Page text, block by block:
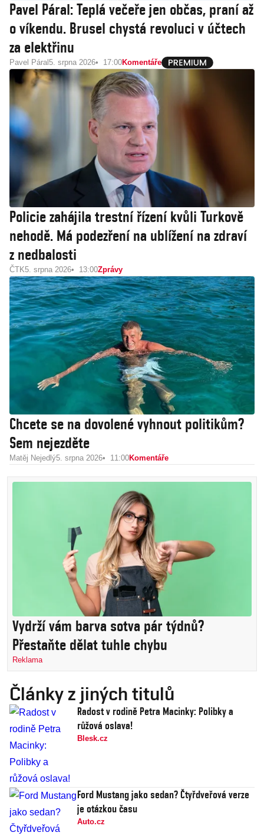
Pavel Páral: Teplá večeře jen občas, praní až
o víkendu. Brusel chystá revoluci v účtech
za elektřinu
Pavel Páral 5. srpna 2026 17:00Komentáře
Policie zahájila trestní řízení kvůli Turkově
nehodě. Má podezření na ublížení na zdraví
z nedbalosti
ČTK5. srpna 2026 13:00Zprávy
Chcete se na dovolené vyhnout politikům?
Sem nejezděte
Matěj Nejedlý5. srpna 2026 11:00Komentáře
Vydrží vám barva sotva pár týdnů?
Přestaňte dělat tuhle chybu
Reklama
Články z jiných titulů
Radost v rodině Petra Macinky: Polibky a
růžová oslava!
Blesk.cz
Ford Mustang jako sedan? Čtyřdveřová verze
je otázkou času
Auto.cz